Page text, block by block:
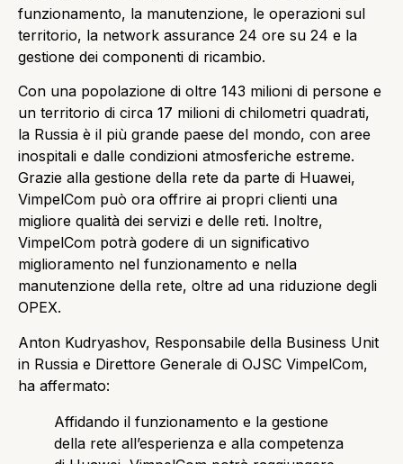
funzionamento, la manutenzione, le operazioni sul
territorio, la network assurance 24 ore su 24 e la
gestione dei componenti di ricambio.
Con una popolazione di oltre 143 milioni di persone e
un territorio di circa 17 milioni di chilometri quadrati,
la Russia è il più grande paese del mondo, con aree
inospitali e dalle condizioni atmosferiche estreme.
Grazie alla gestione della rete da parte di Huawei,
VimpelCom può ora offrire ai propri clienti una
migliore qualità dei servizi e delle reti. Inoltre,
VimpelCom potrà godere di un significativo
miglioramento nel funzionamento e nella
manutenzione della rete, oltre ad una riduzione degli
OPEX.
Anton Kudryashov, Responsabile della Business Unit
in Russia e Direttore Generale di OJSC VimpelCom,
ha affermato:
Affidando il funzionamento e la gestione
della rete all’esperienza e alla competenza